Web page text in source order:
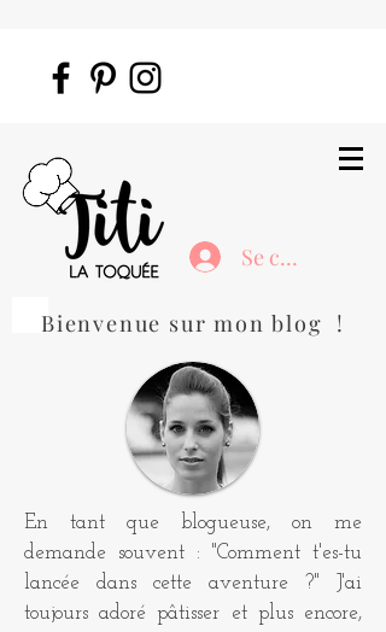
Se connecter
Bienvenue sur mon blog !
En tant que blogueuse, on me
demande souvent : "Comment t'es-tu
lancée dans cette aventure ?" J'ai
toujours adoré pâtisser et plus encore,